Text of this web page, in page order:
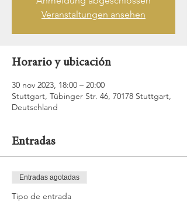
Veranstaltungen ansehen
Horario y ubicación
30 nov 2023, 18:00 – 20:00
Stuttgart, Tübinger Str. 46, 70178 Stuttgart,
Deutschland
Entradas
Entradas agotadas
Tipo de entrada